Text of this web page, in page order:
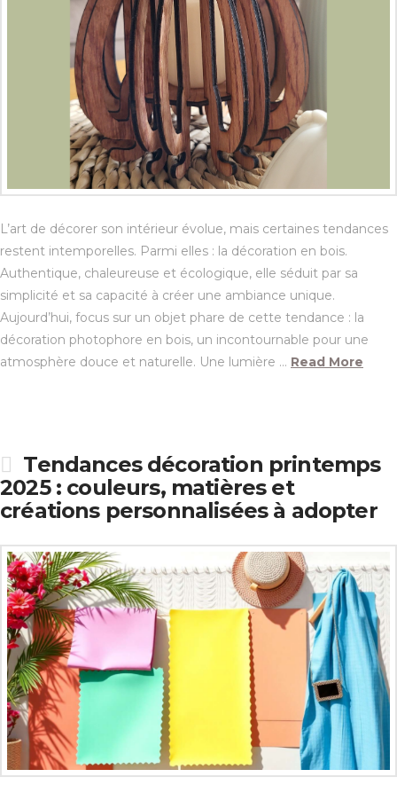
L’art de décorer son intérieur évolue, mais certaines tendances
restent intemporelles. Parmi elles : la décoration en bois.
Authentique, chaleureuse et écologique, elle séduit par sa
simplicité et sa capacité à créer une ambiance unique.
Aujourd’hui, focus sur un objet phare de cette tendance : la
décoration photophore en bois, un incontournable pour une
atmosphère douce et naturelle. Une lumière … Read More
Tendances décoration printemps
2025 : couleurs, matières et
créations personnalisées à adopter